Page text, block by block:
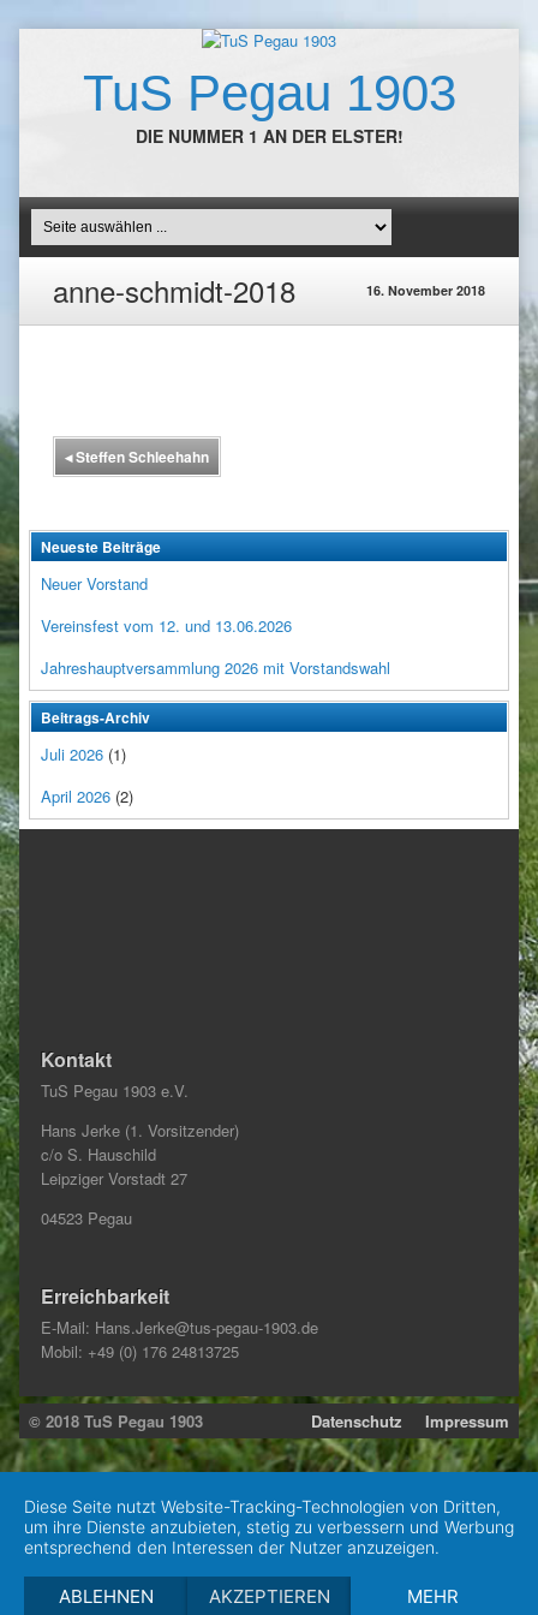
TuS Pegau 1903
DIE NUMMER 1 AN DER ELSTER!
anne-schmidt-2018 16. November 2018
◂Steffen Schleehahn
Neueste Beiträge
Neuer Vorstand
Vereinsfest vom 12. und 13.06.2026
Jahreshauptversammlung 2026 mit Vorstandswahl
Beitrags-Archiv
Juli 2026 (1)
April 2026 (2)
Kontakt
TuS Pegau 1903 e.V.
Hans Jerke (1. Vorsitzender)
c/o S. Hauschild
Leipziger Vorstadt 27
04523 Pegau
Erreichbarkeit
E-Mail: Hans.Jerke@tus-pegau-1903.de
Mobil: +49 (0) 176 24813725
© 2018 TuS Pegau 1903 Datenschutz Impressum
Diese Seite nutzt Website-Tracking-Technologien von Dritten,
um ihre Dienste anzubieten, stetig zu verbessern und Werbung
entsprechend den Interessen der Nutzer anzuzeigen.
ABLEHNEN AKZEPTIEREN MEHR